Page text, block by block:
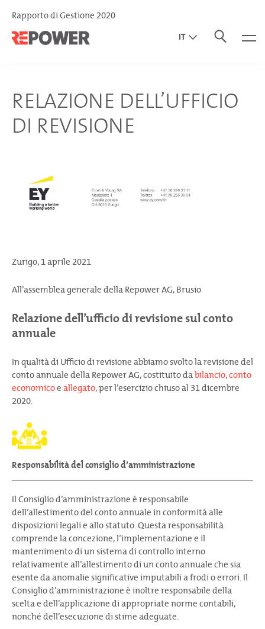
Rapporto di Gestione 2020
IT
RELAZIONE DELL’UFFICIO
DI REVISIONE
Zurigo, 1 aprile 2021
All’assemblea generale della Repower AG, Brusio
Relazione dell’ufficio di revisione sul conto
annuale
In qualità di Ufficio di revisione abbiamo svolto la revisione del
conto annuale della Repower AG, costituito dabilancio,conto
economicoe allegato, per l’esercizio chiuso al 31 dicembre
2020.
Responsabilità del consiglio d’amministrazione
Il Consiglio d’amministrazione è responsabile
dell’allestimento del conto annuale in conformità alle
disposizioni legali e allo statuto. Questa responsabilità
comprende la concezione, l’implementazione e il
mantenimento di un sistema di controllo interno
relativamente all’allestimento di un conto annuale che sia
esente da anomalie significative imputabili a frodi o errori. Il
Consiglio d’amministrazione è inoltre responsabile della
scelta e dell’applicazione di appropriate norme contabili,
nonché dell’esecuzione di stime adeguate.